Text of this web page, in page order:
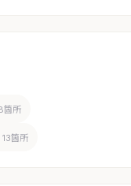
箇所
13箇所